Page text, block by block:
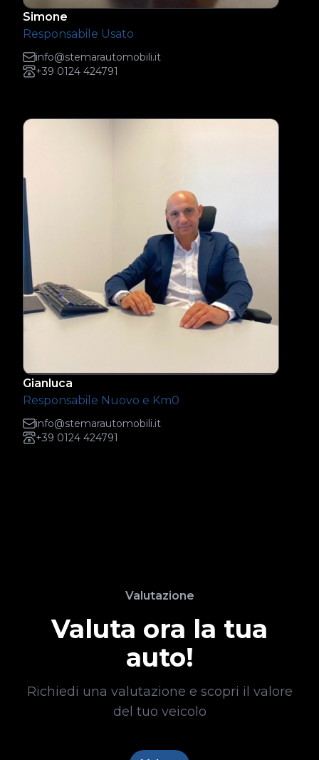
Simone
Responsabile Usato
info@stemarautomobili.it
+39 0124 424791
Gianluca
Responsabile Nuovo e Km0
info@stemarautomobili.it
+39 0124 424791
Valutazione
Valuta ora la tua
auto!
Richiedi una valutazione e scopri il valore
del tuo veicolo